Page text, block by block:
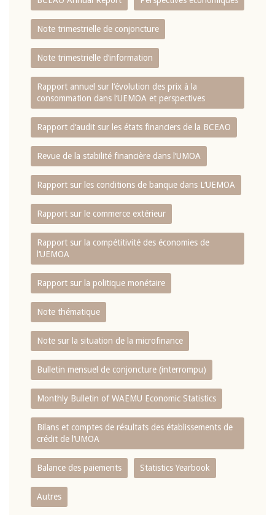
Note trimestrielle de conjoncture
Note trimestrielle d‘information
Rapport annuel sur l‘évolution des prix à la
consommation dans l‘UEMOA et perspectives
Rapport d‘audit sur les états financiers de la BCEAO
Revue de la stabilité financière dans l‘UMOA
Rapport sur les conditions de banque dans L‘UEMOA
Rapport sur le commerce extérieur
Rapport sur la compétitivité des économies de
l‘UEMOA
Rapport sur la politique monétaire
Note thématique
Note sur la situation de la microfinance
Bulletin mensuel de conjoncture (interrompu)
Monthly Bulletin of WAEMU Economic Statistics
Bilans et comptes de résultats des établissements de
crédit de l‘UMOA
Balance des paiements Statistics Yearbook
Autres